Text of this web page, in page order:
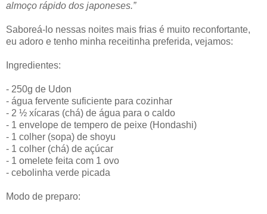
almoço rápido dos japoneses.”
Saboreá-lo nessas noites mais frias é muito reconfortante,
eu adoro e tenho minha receitinha preferida, vejamos:
Ingredientes:
- 250g de Udon
- água fervente suficiente para cozinhar
- 2 ½ xícaras (chá) de água para o caldo
- 1 envelope de tempero de peixe (Hondashi)
- 1 colher (sopa) de shoyu
- 1 colher (chá) de açúcar
- 1 omelete feita com 1 ovo
- cebolinha verde picada
Modo de preparo: